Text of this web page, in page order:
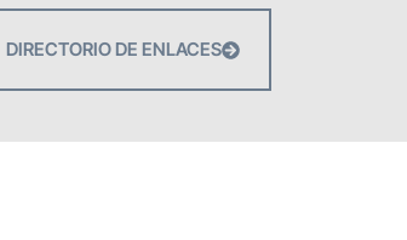
DIRECTORIO DE ENLACES